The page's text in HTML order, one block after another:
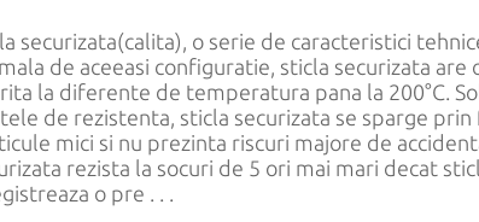
securizata(calita), o serie de caracteristici
de aceeasi configuratie, sticla securizata are
la diferente de temperatura pana la 200°C.
de rezistenta, sticla securizata se sparge
mici si nu prezinta riscuri majore de
rezista la socuri de 5 ori mai mari decat
o pre . . .